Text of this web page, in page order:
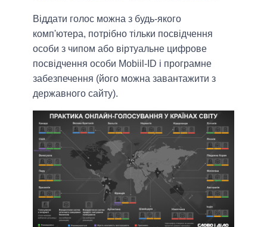
Віддати голос можна з будь-якого
комп'ютера, потрібно тільки посвідчення
особи з чипом або віртуальне цифрове
посвідчення особи Mobiil-ID і програмне
забезпечення (його можна завантажити з
державного сайту).